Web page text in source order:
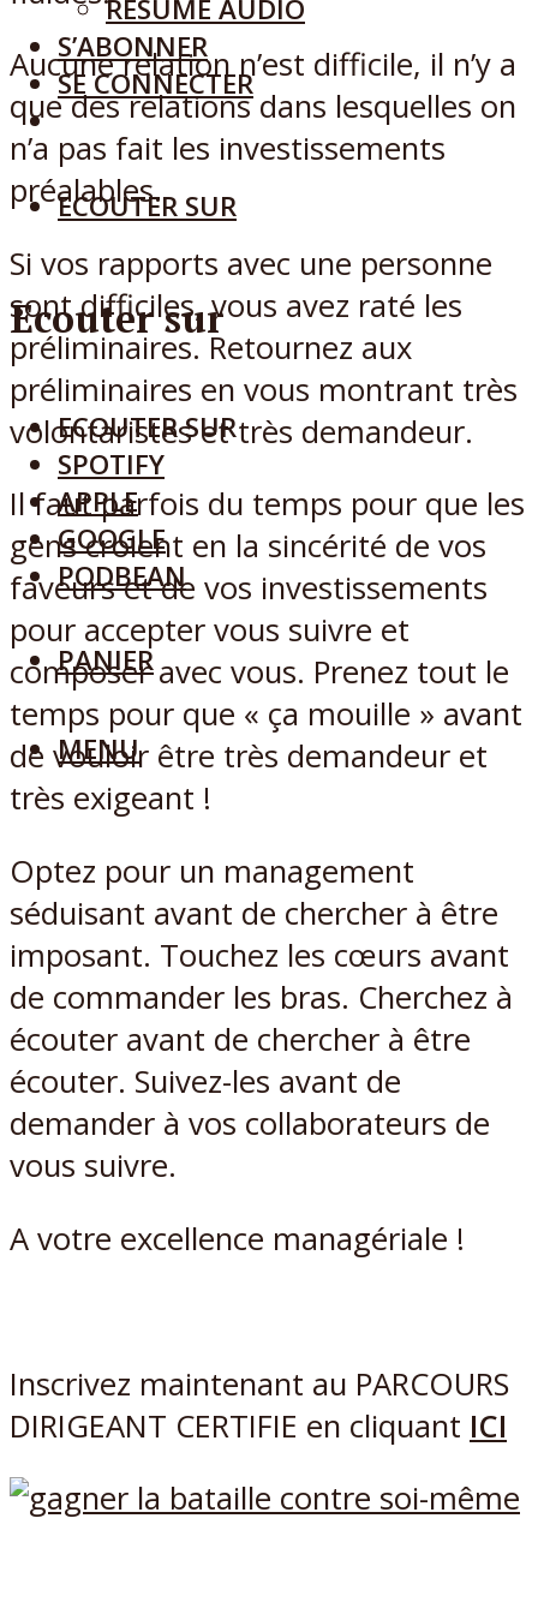
RÉSUMÉ AUDIO
S’ABONNER
SE CONNECTER
ECOUTER SUR
Ecouter sur
ECOUTER SUR
SPOTIFY
APPLE
GOOGLE
PODBEAN
PANIER
MENU
Aucune relation n’est difficile, il n’y a
que des relations dans lesquelles on
n’a pas fait les investissements
préalables.
Si vos rapports avec une personne
sont difficiles, vous avez raté les
préliminaires. Retournez aux
préliminaires en vous montrant très
volontaristes et très demandeur.
Il faut parfois du temps pour que les
gens croient en la sincérité de vos
faveurs et de vos investissements
pour accepter vous suivre et
composer avec vous. Prenez tout le
temps pour que « ça mouille » avant
de vouloir être très demandeur et
très exigeant !
Optez pour un management
séduisant avant de chercher à être
imposant. Touchez les cœurs avant
de commander les bras. Cherchez à
écouter avant de chercher à être
écouter. Suivez-les avant de
demander à vos collaborateurs de
vous suivre.
A votre excellence managériale !
Inscrivez maintenant au PARCOURS
DIRIGEANT CERTIFIE en cliquant ICI